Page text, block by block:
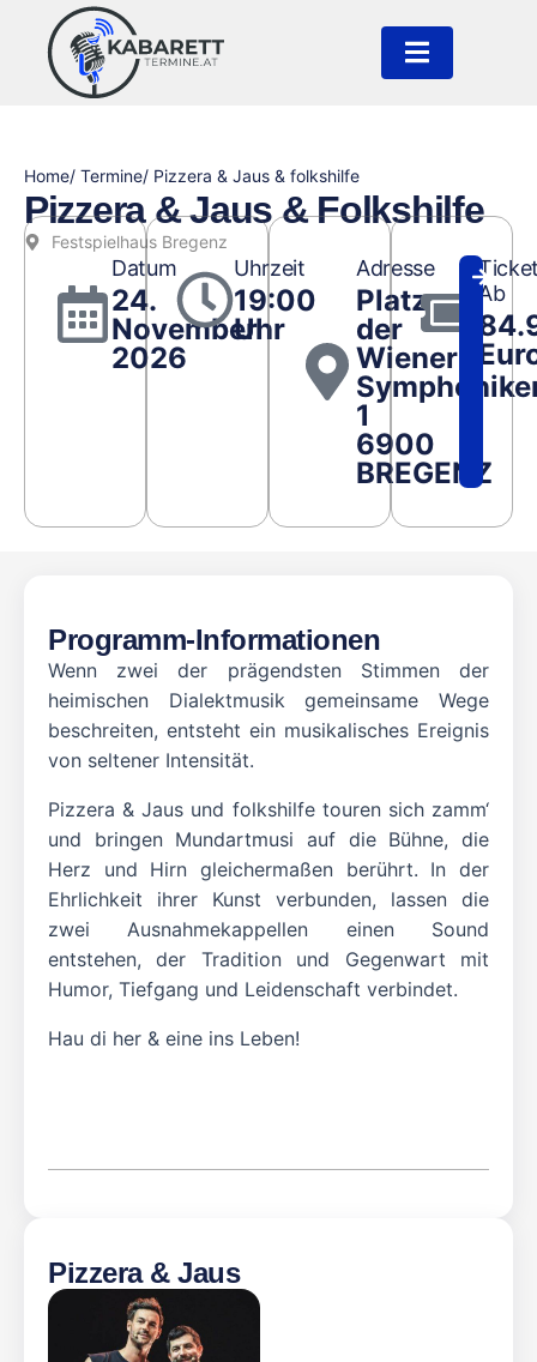
Home/ Termine/ Pizzera & Jaus & folkshilfe
Pizzera & Jaus & Folkshilfe
Festspielhaus Bregenz
Datum
24.
November
2026
Uhrzeit
19:00
Uhr
Adresse
Platz
der
Wiener
1
6900
BREGENZ
Ab
Programm-Informationen
Wenn zwei der prägendsten Stimmen der
heimischen Dialektmusik gemeinsame Wege
beschreiten, entsteht ein musikalisches Ereignis
von seltener Intensität.
Pizzera & Jaus und folkshilfe touren sich zamm‘
und bringen Mundartmusi auf die Bühne, die
Herz und Hirn gleichermaßen berührt. In der
Ehrlichkeit ihrer Kunst verbunden, lassen die
zwei Ausnahmekappellen einen Sound
entstehen, der Tradition und Gegenwart mit
Humor, Tiefgang und Leidenschaft verbindet.
Hau di her & eine ins Leben!
Pizzera & Jaus